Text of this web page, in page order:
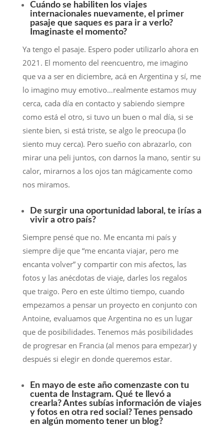
Cuándo se habiliten los viajes
internacionales nuevamente, el primer
pasaje que saques es para ir a verlo?
Imaginaste el momento?
Ya tengo el pasaje. Espero poder utilizarlo ahora en
2021. El momento del reencuentro, me imagino
que va a ser en diciembre, acá en Argentina y sí, me
lo imagino muy emotivo…realmente estamos muy
cerca, cada día en contacto y sabiendo siempre
como está el otro, si tuvo un buen o mal día, si se
siente bien, si está triste, se algo le preocupa (lo
siento muy cerca). Pero sueño con abrazarlo, con
mirar una peli juntos, con darnos la mano, sentir su
calor, mirarnos a los ojos tan mágicamente como
nos miramos.
De surgir una oportunidad laboral, te irías a
vivir a otro país?
Siempre pensé que no. Me encanta mi país y
siempre dije que “me encanta viajar, pero me
encanta volver” y compartir con mis afectos, las
fotos y las anécdotas de viaje, darles los regalos
que traigo. Pero en este último tiempo, cuando
empezamos a pensar un proyecto en conjunto con
Antoine, evaluamos que Argentina no es un lugar
que de posibilidades. Tenemos más posibilidades
de progresar en Francia (al menos para empezar) y
después si elegir en donde queremos estar.
En mayo de este año comenzaste con tu
cuenta de Instagram. Qué te llevó a
crearla? Antes subías información de viajes
y fotos en otra red social? Tenes pensado
en algún momento tener un blog?